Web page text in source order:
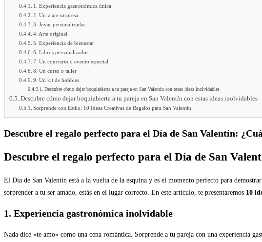
1. Experiencia gastronómica única
2. Un viaje sorpresa
3. Joyas personalizadas
4. Arte original
5. Experiencia de bienestar
6. Libros personalizados
7. Un concierto o evento especial
8. Un curso o taller
9. Un kit de hobbies
Descubre cómo dejar boquiabierta a tu pareja en San Valentín con estas ideas inolvidables
Descubre cómo dejar boquiabierta a tu pareja en San Valentín con estas ideas inolvidables
Sorprende con Estilo: 10 Ideas Creativas de Regalos para San Valentín
Descubre el regalo perfecto para el Día de San Valentín:
Descubre el regalo perfecto para el Día de San
El Día de San Valentín está a la vuelta de la esquina y es el momento perfecto para
sorprender a tu ser amado, estás en el lugar correcto. En este artículo, te presentaremos 10
1. Experiencia gastronómica inolvidable
Nada dice «te amo» como una cena romántica. Sorprende a tu pareja con una experiencia